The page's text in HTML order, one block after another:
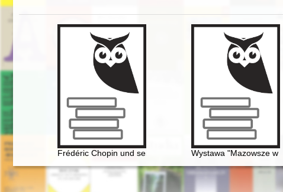
Frédéric Chopin und seine Zeit Wystawa "Mazowsze w